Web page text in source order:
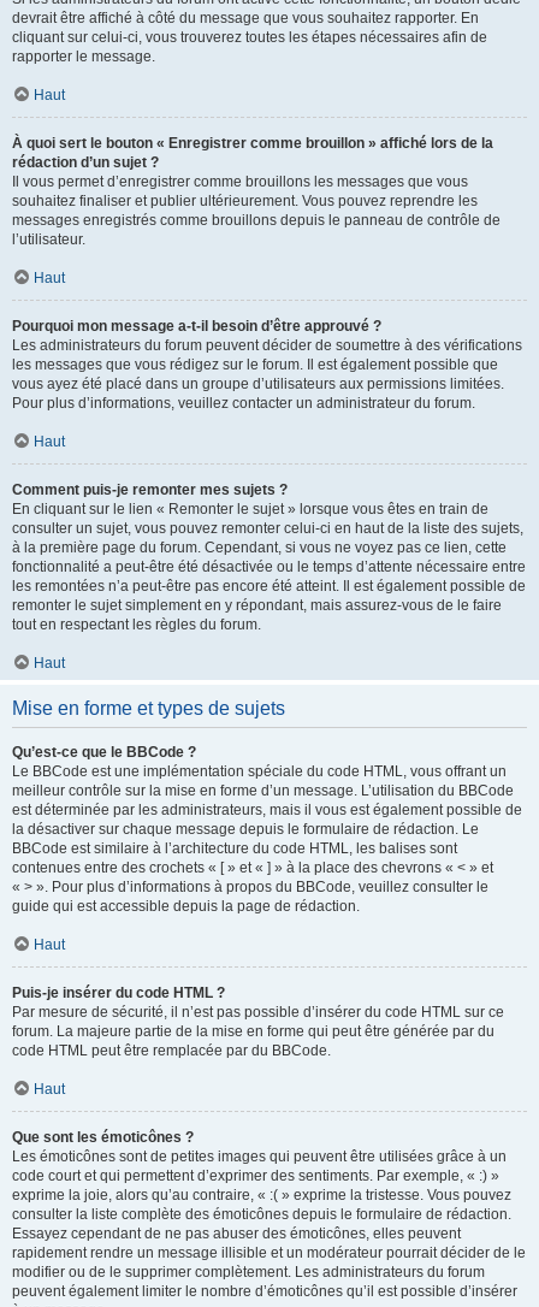
devrait être affiché à côté du message que vous souhaitez rapporter. En
cliquant sur celui-ci, vous trouverez toutes les étapes nécessaires afin de
rapporter le message.
Haut
À quoi sert le bouton « Enregistrer comme brouillon » affiché lors de la
rédaction d’un sujet ?
Il vous permet d’enregistrer comme brouillons les messages que vous
souhaitez finaliser et publier ultérieurement. Vous pouvez reprendre les
messages enregistrés comme brouillons depuis le panneau de contrôle de
l’utilisateur.
Haut
Pourquoi mon message a-t-il besoin d’être approuvé ?
Les administrateurs du forum peuvent décider de soumettre à des vérifications
les messages que vous rédigez sur le forum. Il est également possible que
vous ayez été placé dans un groupe d’utilisateurs aux permissions limitées.
Pour plus d’informations, veuillez contacter un administrateur du forum.
Haut
Comment puis-je remonter mes sujets ?
En cliquant sur le lien « Remonter le sujet » lorsque vous êtes en train de
consulter un sujet, vous pouvez remonter celui-ci en haut de la liste des sujets,
à la première page du forum. Cependant, si vous ne voyez pas ce lien, cette
fonctionnalité a peut-être été désactivée ou le temps d’attente nécessaire entre
les remontées n’a peut-être pas encore été atteint. Il est également possible de
remonter le sujet simplement en y répondant, mais assurez-vous de le faire
tout en respectant les règles du forum.
Haut
Mise en forme et types de sujets
Qu’est-ce que le BBCode ?
Le BBCode est une implémentation spéciale du code HTML, vous offrant un
meilleur contrôle sur la mise en forme d’un message. L’utilisation du BBCode
est déterminée par les administrateurs, mais il vous est également possible de
la désactiver sur chaque message depuis le formulaire de rédaction. Le
BBCode est similaire à l’architecture du code HTML, les balises sont
contenues entre des crochets « [ » et « ] » à la place des chevrons « < » et
« > ». Pour plus d’informations à propos du BBCode, veuillez consulter le
guide qui est accessible depuis la page de rédaction.
Haut
Puis-je insérer du code HTML ?
Par mesure de sécurité, il n’est pas possible d’insérer du code HTML sur ce
forum. La majeure partie de la mise en forme qui peut être générée par du
code HTML peut être remplacée par du BBCode.
Haut
Que sont les émoticônes ?
Les émoticônes sont de petites images qui peuvent être utilisées grâce à un
code court et qui permettent d’exprimer des sentiments. Par exemple, « :) »
exprime la joie, alors qu’au contraire, « :( » exprime la tristesse. Vous pouvez
consulter la liste complète des émoticônes depuis le formulaire de rédaction.
Essayez cependant de ne pas abuser des émoticônes, elles peuvent
rapidement rendre un message illisible et un modérateur pourrait décider de le
modifier ou de le supprimer complètement. Les administrateurs du forum
peuvent également limiter le nombre d’émoticônes qu’il est possible d’insérer